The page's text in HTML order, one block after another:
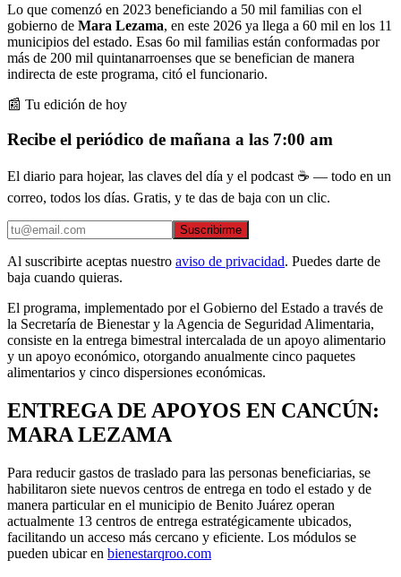
Lo que comenzó en 2023 beneficiando a 50 mil familias con el
gobierno de Mara Lezama, en este 2026 ya llega a 60 mil en los 11
municipios del estado. Esas 6o mil familias están conformadas por
más de 200 mil quintanarroenses que se benefician de manera
indirecta de este programa, citó el funcionario.
📰 Tu edición de hoy
Recibe el periódico de mañana a las 7:00 am
El diario para hojear, las claves del día y el podcast ☕ — todo en un
correo, todos los días. Gratis, y te das de baja con un clic.
Suscribirme
Al suscribirte aceptas nuestro aviso de privacidad. Puedes darte de
baja cuando quieras.
El programa, implementado por el Gobierno del Estado a través de
la Secretaría de Bienestar y la Agencia de Seguridad Alimentaria,
consiste en la entrega bimestral intercalada de un apoyo alimentario
y un apoyo económico, otorgando anualmente cinco paquetes
alimentarios y cinco dispersiones económicas.
ENTREGA DE APOYOS EN CANCÚN:
MARA LEZAMA
Para reducir gastos de traslado para las personas beneficiarias, se
habilitaron siete nuevos centros de entrega en todo el estado y de
manera particular en el municipio de Benito Juárez operan
actualmente 13 centros de entrega estratégicamente ubicados,
facilitando un acceso más cercano y eficiente. Los módulos se
pueden ubicar en bienestarqroo.com